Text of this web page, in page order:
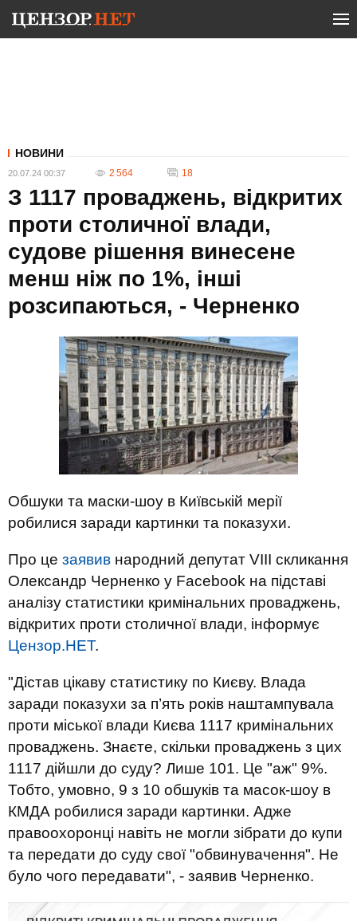
НОВИНИ
20.07.24 00:37 2 564 18
З 1117 проваджень, відкритих
проти столичної влади,
судове рішення винесене
менш ніж по 1%, інші
розсипаються, - Черненко
Обшуки та маски-шоу в Київській мерії
робилися заради картинки та показухи.
Про це заявив народний депутат VIII скликання
Олександр Черненко у Facebook на підставі
аналізу статистики кримінальних проваджень,
відкритих проти столичної влади, інформує
Цензор.НЕТ.
"Дістав цікаву статистику по Києву. Влада
заради показухи за п’ять років наштампувала
проти міської влади Києва 1117 кримінальних
проваджень. Знаєте, скільки проваджень з цих
1117 дійшли до суду? Лише 101. Це "аж" 9%.
Тобто, умовно, 9 з 10 обшуків та масок-шоу в
КМДА робилися заради картинки. Адже
правоохоронці навіть не могли зібрати до купи
та передати до суду свої "обвинувачення". Не
було чого передавати", - заявив Черненко.